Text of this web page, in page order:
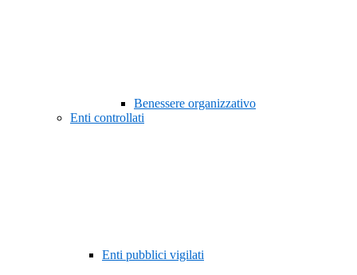
Benessere organizzativo
Enti controllati
Enti pubblici vigilati